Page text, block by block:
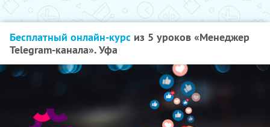
Бесплатный онлайн-курс из 5 уроков «Менеджер
Telegram-канала». Уфа